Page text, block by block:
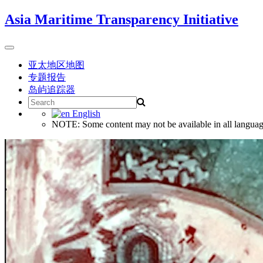
Skip
to
Asia Maritime Transparency Initiative
Toggle
navigation亚太地区地图
专题报告
岛屿追踪器
Search
for:
English
NOTE: Some content may not be available in all